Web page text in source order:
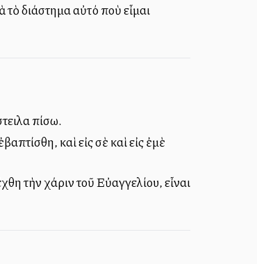
διάστημα αὐτό ποὺ εἶμαι
πίσω.
καὶ εἰς σὲ καὶ εἰς ἐμὲ
τὴν χάριν τοῦ Εὐαγγελίου, εἶναι